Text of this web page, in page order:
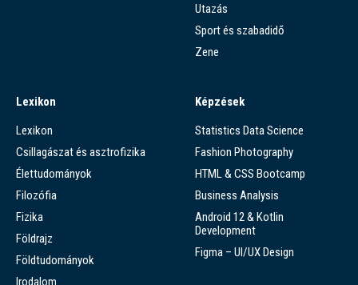
Utazás
Sport és szabadidő
Zene
Lexikon
Lexikon
Csillagászat és asztrofizika
Élettudományok
Filozófia
Fizika
Földrajz
Földtudományok
Irodalom
Képzések
Statistics Data Science
Fashion Photography
HTML & CSS Bootcamp
Business Analysis
Android 12 & Kotlin
Development
Figma – UI/UX Design